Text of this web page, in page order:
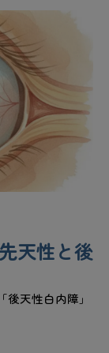
天性と後
天性白内障」